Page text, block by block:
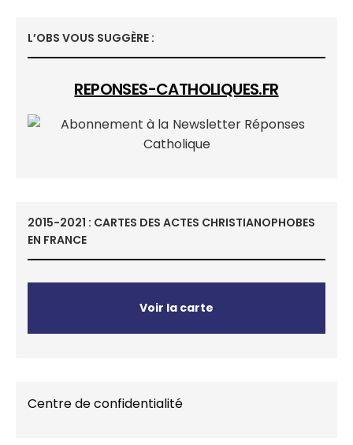
L’OBS VOUS SUGGÈRE :
REPONSES-CATHOLIQUES.FR
2015-2021 : CARTES DES ACTES CHRISTIANOPHOBES
EN FRANCE
Voir la carte
Centre de confidentialité